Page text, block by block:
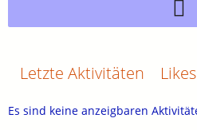
Letzte Aktivitäten Likes
Es sind keine anzeigbaren